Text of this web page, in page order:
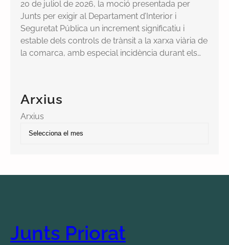
20 de juliol de 2026, la moció presentada per
Junts per exigir al Departament d’Interior i
Seguretat Pública un increment significatiu i
estable dels controls de trànsit a la xarxa viària de
la comarca, amb especial incidència durant els…
Arxius
Arxius
Junts Priorat